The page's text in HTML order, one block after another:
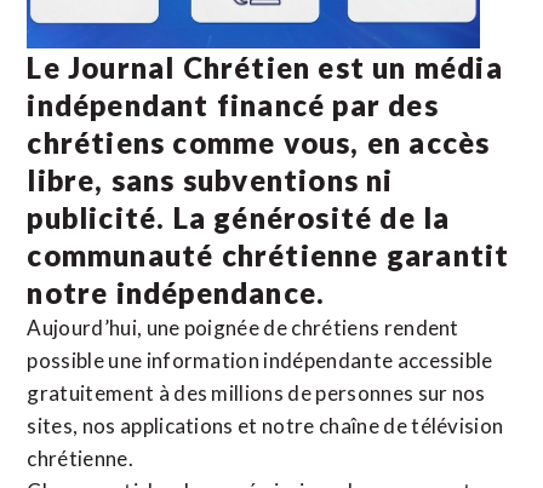
Le Journal Chrétien est un média
indépendant financé par des
chrétiens comme vous, en accès
libre, sans subventions ni
publicité. La générosité de la
communauté chrétienne garantit
notre indépendance.
Aujourd’hui, une poignée de chrétiens rendent
possible une information indépendante accessible
gratuitement à des millions de personnes sur nos
sites, nos applications et notre chaîne de télévision
chrétienne.